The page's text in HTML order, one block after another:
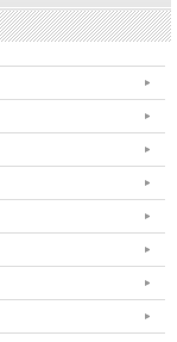
の背景板を使って撮影し
い程度の修正・補正・加
に使いますが、この陶土
薬を掛けて本焼きをする
いにより貫入(かんにゅ
入に染みご使用の度合
言われ、作り手が作った
萩焼を守りたいという
のコーティングをしな
浄乾燥機をお使いいただ
だきつつ安心・安全にお